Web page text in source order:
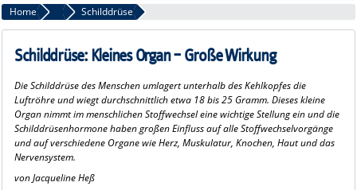
INSTITUTE
KLINIKEN
ZENTRALE EINRICHTUNGEN
PRESSE
ÜBER UNS
INTERNATIONAL
INTRANET
Home Ratgeber Gesundheit
Schilddrüse
Schilddrüse: Kleines Organ – Große Wirkung
Die Schilddrüse des Menschen umlagert unterhalb des Kehlkopfes die
Luftröhre und wiegt durchschnittlich etwa 18 bis 25 Gramm. Dieses kleine
Organ nimmt im menschlichen Stoffwechsel eine wichtige Stellung ein und die
Schilddrüsenhormone haben großen Einfluss auf alle Stoffwechselvorgänge
und auf verschiedene Organe wie Herz, Muskulatur, Knochen, Haut und das
Nervensystem.
von Jacqueline Heß